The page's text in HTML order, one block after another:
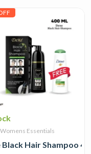
Essentials
Black Hair Shampoo